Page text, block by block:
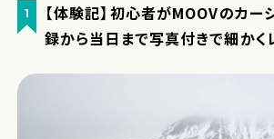
1
【体験記】初心者がMOOVのカー
録から当日まで写真付きで細かく